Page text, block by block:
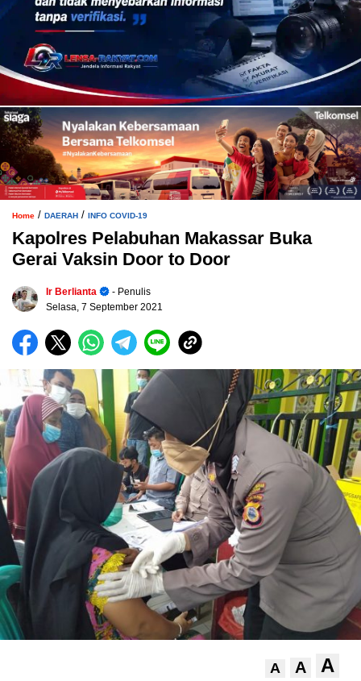
Home / DAERAH / INFO COVID-19
Kapolres Pelabuhan Makassar Buka
Gerai Vaksin Door to Door
Ir Berlianta
- Penulis
Selasa, 7 September 2021
A A A